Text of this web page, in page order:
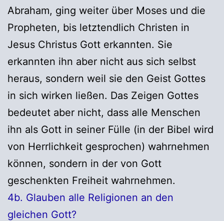
Abraham, ging weiter über Moses und die
Propheten, bis letztendlich Christen in
Jesus Christus Gott erkannten. Sie
erkannten ihn aber nicht aus sich selbst
heraus, sondern weil sie den Geist Gottes
in sich wirken ließen. Das Zeigen Gottes
bedeutet aber nicht, dass alle Menschen
ihn als Gott in seiner Fülle (in der Bibel wird
von Herrlichkeit gesprochen) wahrnehmen
können, sondern in der von Gott
geschenkten Freiheit wahrnehmen.
4b. Glauben alle Religionen an den
gleichen Gott?